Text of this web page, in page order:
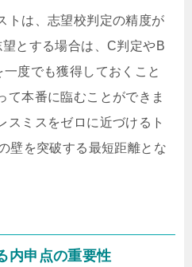
トは、志望校判定の精度が
とする場合は、C判定やB
度でも獲得しておくこと
て本番に臨むことができま
スミスをゼロに近づけるト
壁を突破する最短距離とな
内申点の重要性